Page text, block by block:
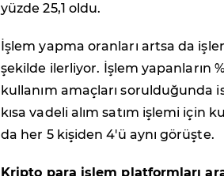
yüzde 25,1 oldu.
İşlem yapma oranları artsa da
şekilde ilerliyor. İşlem yapanların
kullanım amaçları sorulduğunda
kısa vadeli alım satım işlemi için
da her 5 kişiden 4'ü aynı görüşte.
Kripto para işlem platformları